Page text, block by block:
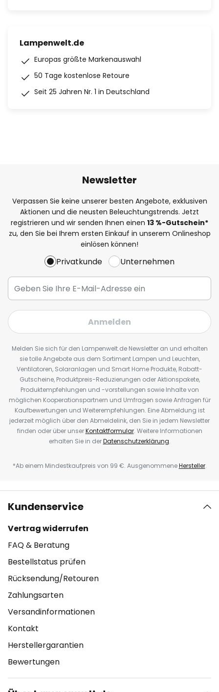
Lampenwelt.de
Europas größte Markenauswahl
50 Tage kostenlose Retoure
Seit 25 Jahren Nr. 1 in Deutschland
Newsletter
Verpassen Sie keine unserer besten Angebote, exklusiven
Aktionen und die neusten Beleuchtungstrends. Jetzt
registrieren und wir senden Ihnen einen 13 %-Gutschein*
zu, den Sie bei Ihrem ersten Einkauf in unserem Onlineshop
einlösen können!
Privatkunde Unternehmen
Anmelden
Melden Sie sich für den Lampenwelt.de Newsletter an und erhalten
sie tolle Angebote aus dem Sortiment Lampen und Leuchten,
Ventilatoren, Solaranlagen und Smart Home Produkte, Rabatt-
Gutscheine, Produktpreis-Reduzierungen oder Aktionspakete,
Produktempfehlungen und -vorstellungen sowie Inhalte von
möglichen Kooperationspartnern und Umfragen sowie Anfragen für
Kaufbewertungen und Weiterempfehlungen. Eine Abmeldung ist
jederzeit möglich über den Abmeldelink, den Sie in jedem Newsletter
finden oder über unserKontaktformular. Weitere Informationen
erhalten Sie in derDatenschutzerklärung.
*Ab einem Mindestkaufpreis von 99 €. AusgenommeneHersteller.
Kundenservice
Vertrag widerrufen
FAQ & Beratung
Bestellstatus prüfen
Rücksendung/Retouren
Zahlungsarten
Versandinformationen
Kontakt
Herstellergarantien
Bewertungen